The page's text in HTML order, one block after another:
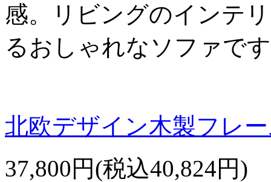
感。リビングのインテ
るおしゃれなソファで
北欧デザイン木製フレ
37,800円(税込40,824円)